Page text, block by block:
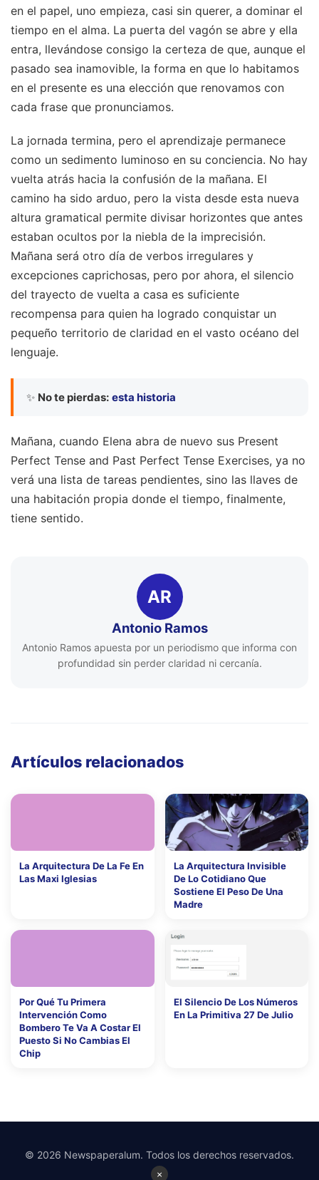
en el papel, uno empieza, casi sin querer, a dominar el
tiempo en el alma. La puerta del vagón se abre y ella
entra, llevándose consigo la certeza de que, aunque el
pasado sea inamovible, la forma en que lo habitamos
en el presente es una elección que renovamos con
cada frase que pronunciamos.
La jornada termina, pero el aprendizaje permanece
como un sedimento luminoso en su conciencia. No hay
vuelta atrás hacia la confusión de la mañana. El
camino ha sido arduo, pero la vista desde esta nueva
altura gramatical permite divisar horizontes que antes
estaban ocultos por la niebla de la imprecisión.
Mañana será otro día de verbos irregulares y
excepciones caprichosas, pero por ahora, el silencio
del trayecto de vuelta a casa es suficiente
recompensa para quien ha logrado conquistar un
pequeño territorio de claridad en el vasto océano del
lenguaje.
✨ No te pierdas: esta historia
Mañana, cuando Elena abra de nuevo sus Present
Perfect Tense and Past Perfect Tense Exercises, ya no
verá una lista de tareas pendientes, sino las llaves de
una habitación propia donde el tiempo, finalmente,
tiene sentido.
AR
Antonio Ramos
Antonio Ramos apuesta por un periodismo que informa con
profundidad sin perder claridad ni cercanía.
Artículos relacionados
La Arquitectura De La Fe En
Las Maxi Iglesias
La Arquitectura Invisible
De Lo Cotidiano Que
Sostiene El Peso De Una
Madre
Por Qué Tu Primera
Intervención Como
Bombero Te Va A Costar El
Puesto Si No Cambias El
Chip
El Silencio De Los Números
En La Primitiva 27 De Julio
×
© 2026 Newspaperalum. Todos los derechos reservados.